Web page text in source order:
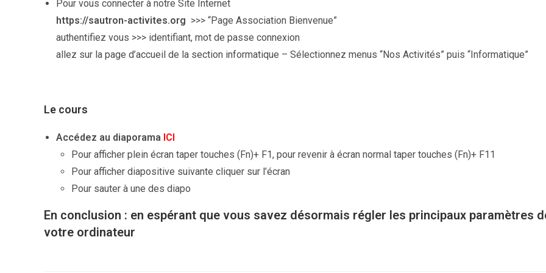
Pour vous connecter à notre Site Internet
https://sautron-activites.org >>> “Page Association Bienvenue”
authentifiez vous >>> identifiant, mot de passe connexion
allez sur la page d’accueil de la section informatique – Sélectionnez menus “Nos Activités” puis “Informatique”
Le cours
Accédez au diaporama ICI
Pour afficher plein écran taper touches (Fn)+ F1, pour revenir à écran normal taper touches (Fn)+ F11
Pour afficher diapositive suivante cliquer sur l’écran
Pour sauter à une des diapo
En conclusion : en espérant que vous savez désormais régler les principaux paramètres
votre ordinateur